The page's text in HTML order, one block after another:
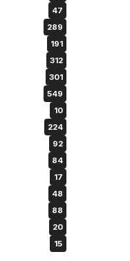
47
289
191
312
301
549
10
224
92
84
17
48
88
20
15